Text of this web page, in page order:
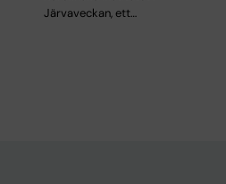
Järvaveckan, ett…